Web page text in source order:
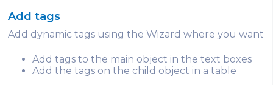
Add tags
Add dynamic tags using the Wizard where you want
Add tags to the main object in the text boxes
Add the tags on the child object in a table